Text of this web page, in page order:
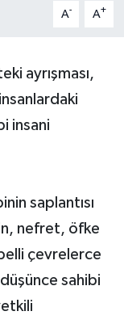
A- A+
ayrışması,
insani
saplantısı
nefret, öfke
belli çevrelerce
sahibi